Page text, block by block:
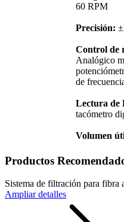
60 RPM
Precisión:
Control de
Analógico
de
Lectura de
tacómetro
Volumen
Productos
Sistema de filtración para fibra
Ampliar detalles